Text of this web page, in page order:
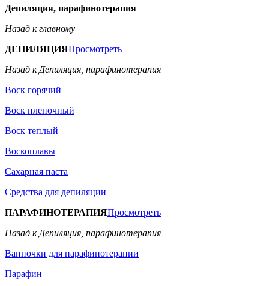
Депиляция, парафинотерапия
Назад к главному
ДЕПИЛЯЦИЯПросмотреть
Назад к Депиляция, парафинотерапия
Воск горячий
Воск пленочный
Воск теплый
Воскоплавы
Сахарная паста
Средства для депиляции
ПАРАФИНОТЕРАПИЯПросмотреть
Назад к Депиляция, парафинотерапия
Ванночки для парафинотерапии
Парафин